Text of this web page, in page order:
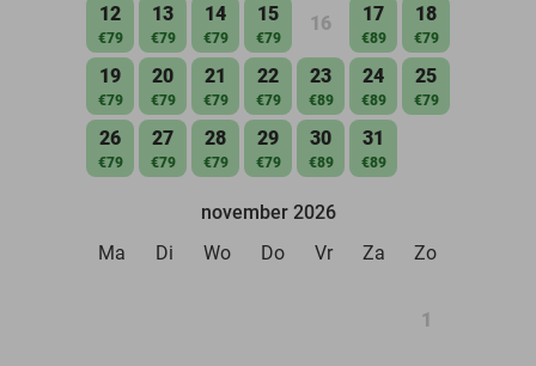
12
€79
13
€79
14
€79
15
€79
16 17
€89
18
€79
19
€79
20
€79
21
€79
22
€79
23
€89
24
€89
25
€79
26
€79
27
€79
28
€79
29
€79
30
€89
31
€89
november 2026
Ma
Di Wo Do Vr Za Zo
1